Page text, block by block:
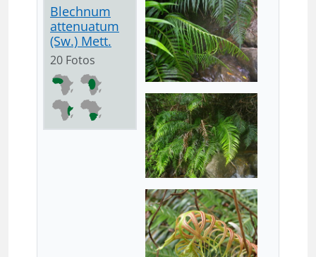
Blechnum
attenuatum
(Sw.) Mett.
20 Fotos